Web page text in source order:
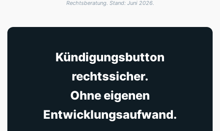
Rechtsberatung. Stand: Juni 2026.
Kündigungsbutton
rechtssicher.
Ohne eigenen
Entwicklungsaufwand.